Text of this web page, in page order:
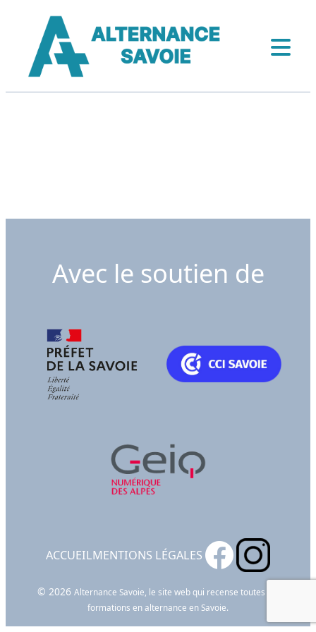
Avec le soutien de
ACCUEILMENTIONS LÉGALES
© 2026 Alternance Savoie, le site web qui recense toutes les
formations en alternance en Savoie.